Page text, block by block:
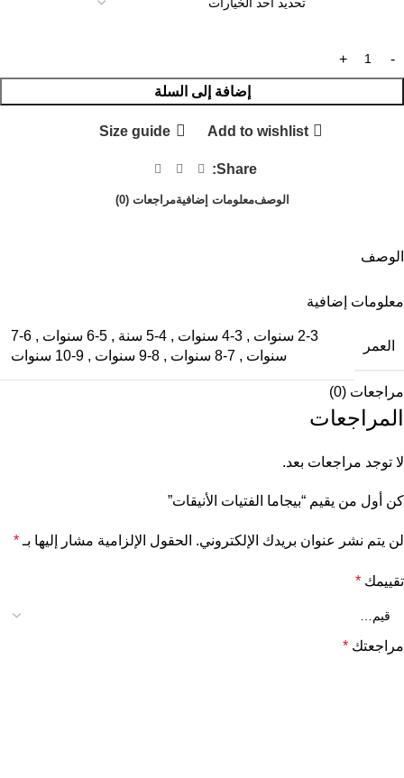
إضافة إلى السلة
Add to wishlist
Size guide
Share:
الوصفمعلومات إضافيةمراجعات (0)
الوصف
معلومات إضافية
العمر
2-3 سنوات , 3-4 سنوات , 4-5 سنة , 5-6 سنوات ,
6-7
سنوات , 7-8 سنوات , 8-9 سنوات , 9-10 سنوات
مراجعات (0)
المراجعات
لا توجد مراجعات بعد.
كن أول من يقيم “بيجاما الفتيات الأنيقات”
لن يتم نشر عنوان بريدك الإلكتروني. الحقول الإلزامية مشار إليها بـ *
تقييمك *
مراجعتك *